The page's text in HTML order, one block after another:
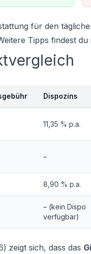
für den
Tipps findest
Dispozins
11,35 % p.a.
–
8,90 % p.a.
– (kein Dispo
verfügbar)
zeigt sich, dass das